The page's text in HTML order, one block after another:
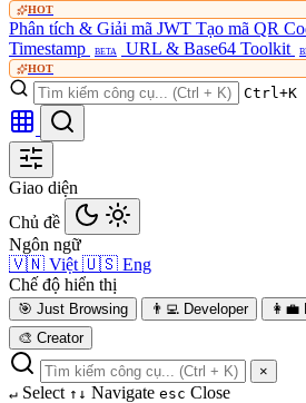
HOT
Phân tích & Giải mã JWT Tạo mã QR
Timestamp
BETA URL & Base64 Toolkit
HOT
Ctrl+K
Giao diện
Chủ đề
Ngôn ngữ
🇻🇳 Việt 🇺🇸 Eng
Chế độ hiển thị
🎯 Just Browsing 👨‍💻 Developer 👩‍💼
🎨 Creator
×
↵ Select ↑↓ Navigate esc Close